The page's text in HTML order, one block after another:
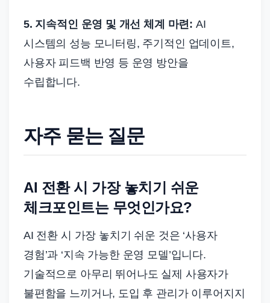
5. 지속적인 운영 및 개선 체계 마련: AI
시스템의 성능 모니터링, 주기적인 업데이트,
사용자 피드백 반영 등 운영 방안을
수립합니다.
자주 묻는 질문
AI 전환 시 가장 놓치기 쉬운
체크포인트는 무엇인가요?
AI 전환 시 가장 놓치기 쉬운 것은 ‘사용자
경험’과 ‘지속 가능한 운영 모델’입니다.
기술적으로 아무리 뛰어나도 실제 사용자가
불편함을 느끼거나, 도입 후 관리가 이루어지지